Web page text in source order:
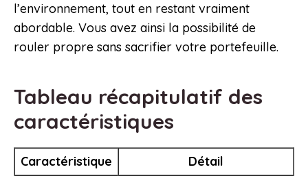
l’environnement, tout en restant vraiment
abordable. Vous avez ainsi la possibilité de
rouler propre sans sacrifier votre portefeuille.
Tableau récapitulatif des
caractéristiques
Caractéristique
Détail